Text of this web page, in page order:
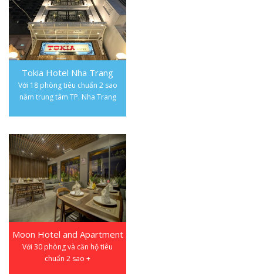
Tokia Hotel Nha Trang
Với 18 phòng tiêu chuẩn 2 sao
nằm trung tâm TP. Nha Trang
Moon Hotel and Apartment
Với 30 phòng và căn hộ tiêu
chuẩn 2 sao +